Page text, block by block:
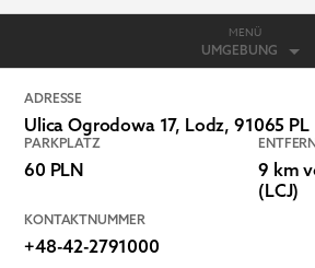
MENÜ
UMGEBUNG
ADRESSE
Ulica Ogrodowa 17, Lodz,91065 PL
PARKPLATZ
60 PLN
9 km
(LCJ)
KONTAKTNUMMER
+48-42-2791000